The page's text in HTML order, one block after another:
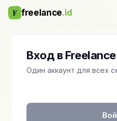
F freelance.id
Вход в Freelance
Один аккаунт для всех